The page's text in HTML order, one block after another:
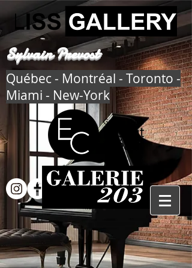
Sylvain Prevost
Québec - Montréal - Toronto -
Miami - New-York